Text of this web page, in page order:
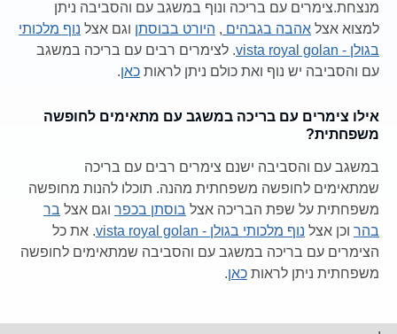
מנצחת.צימרים עם בריכה ונוף במשגב עם והסביבה ניתן
למצוא אצל אהבה בגבהים , היורט בבוסתן וגם אצל נוף מלכותי
בגולן - vista royal golan
. לצימרים רבים עם בריכה במשגב
עם והסביבה יש נוף ואת כולם ניתן לראות כאן.
אילו צימרים עם בריכה במשגב עם מתאימים לחופשה
משפחתית?
במשגב עם והסביבה ישנם צימרים רבים עם בריכה
שמתאימים לחופשה משפחתית מהנה. תוכלו להנות מחופשה
משפחתית על שפת הבריכה אצל בוסתן בכפר וגם אצל בר
בהר וכן אצל נוף מלכותי בגולן - vista royal golan
. את כל
הצימרים עם בריכה במשגב עם והסביבה שמתאימים לחופשה
משפחתית ניתן לראות כאן.